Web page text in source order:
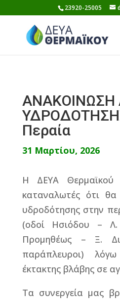
to
content
23920-25005
ΑΝΑΚΟΙΝΩΣΗ
Περαία
31 Μαρτίου, 2026
Η ΔΕΥΑ Θερμαϊκού
καταναλωτές ότι
υδροδότησης στην
(οδοί Ησιόδου – Λ.
Προμηθέως – Ξ.
παράπλευροι)
έκτακτης βλάβης σε
Τα συνεργεία μας